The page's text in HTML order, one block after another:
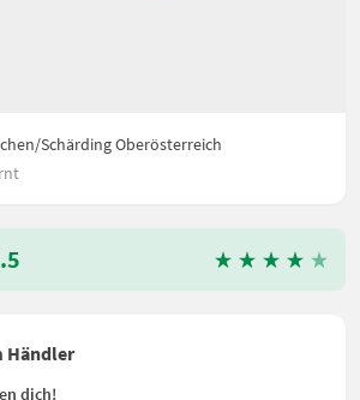
Schärding Oberösterreich
Händler
dich!